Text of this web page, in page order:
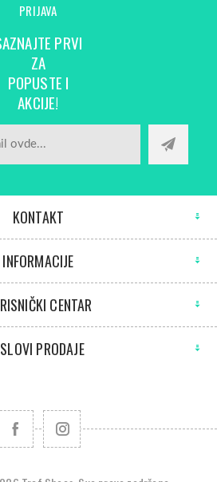
PRIJAVA
PRVI
ZA
POPUSTE I
AKCIJE!
KONTAKT
INFORMACIJE
CENTAR
PRODAJE